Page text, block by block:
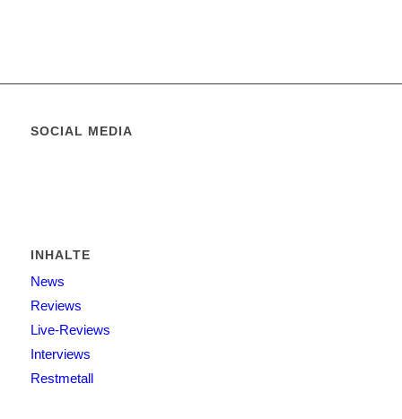
SOCIAL MEDIA
INHALTE
News
Reviews
Live-Reviews
Interviews
Restmetall